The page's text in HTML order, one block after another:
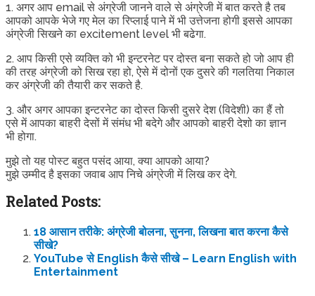
1. अगर आप email से अंग्रेजी जानने वाले से अंग्रेजी में बात करते है तब
आपको आपके भेजे गए मेल का रिप्लाई पाने में भी उत्तेजना होगी इससे आपका
अंग्रेजी सिखने का excitement level भी बढेगा.
2. आप किसी एसे व्यक्ति को भी इन्टरनेट पर दोस्त बना सकते हो जो आप ही
की तरह अंग्रेजी को सिख रहा हो, ऐसे में दोनों एक दुसरे की गलतिया निकाल
कर अंग्रेजी की तैयारी कर सकते है.
3. और अगर आपका इन्टरनेट का दोस्त किसी दुसरे देश (विदेशी) का हैं तो
एसे में आपका बाहरी देसों में संमंध भी बदेगे और आपको बाहरी देशो का ज्ञान
भी होगा.
मुझे तो यह पोस्ट बहुत पसंद आया, क्या आपको आया?
मुझे उम्मीद है इसका जवाब आप निचे अंग्रेजी में लिख कर देगे.
Related Posts:
18 आसान तरीके: अंग्रेजी बोलना, सुनना, लिखना बात करना कैसे
सीखे?
YouTube से English कैसे सीखे – Learn English with
Entertainment